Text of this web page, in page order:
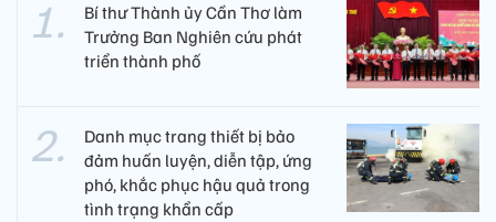
Bí thư Thành ủy Cần Thơ làm
Trưởng Ban Nghiên cứu phát
triển thành phố
Danh mục trang thiết bị bảo
đảm huấn luyện, diễn tập, ứng
phó, khắc phục hậu quả trong
tình trạng khẩn cấp